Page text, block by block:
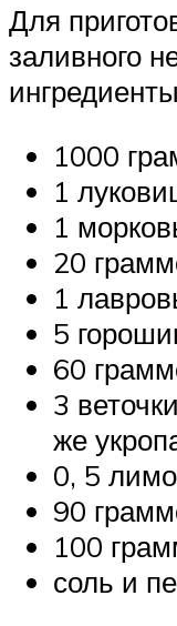
Для
заливного
1000
1
1
20
1
5
60
3
же
0, 5
90
100
соль и